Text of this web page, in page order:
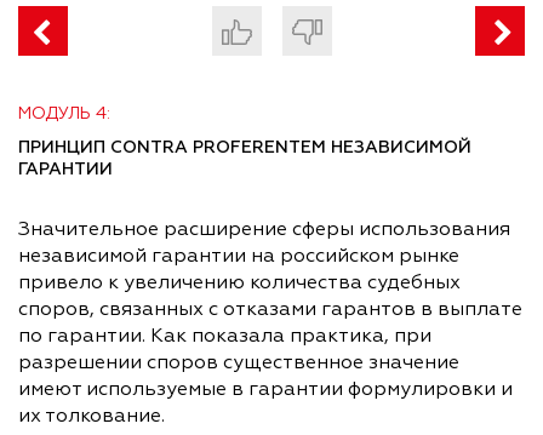
МОДУЛЬ 4:
ПРИНЦИП CONTRA PROFERENTEM НЕЗАВИСИМОЙ
ГАРАНТИИ
Значительное расширение сферы использования
независимой гарантии на российском рынке
привело к увеличению количества судебных
споров, связанных с отказами гарантов в выплате
по гарантии. Как показала практика, при
разрешении споров существенное значение
имеют используемые в гарантии формулировки и
их толкование.